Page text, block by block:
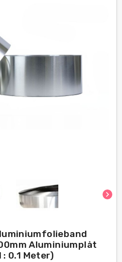
chevron_right
Aluminiumplåt
0.1 Meter)